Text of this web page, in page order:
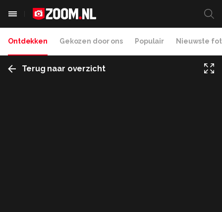
Ontdekken Gekozen door ons Populair Nieuwste
Terug naar overzicht